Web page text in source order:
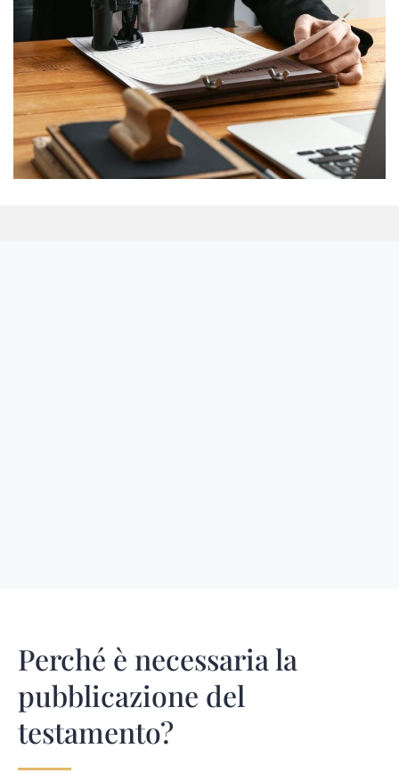
Perché è necessaria la
pubblicazione del
testamento?